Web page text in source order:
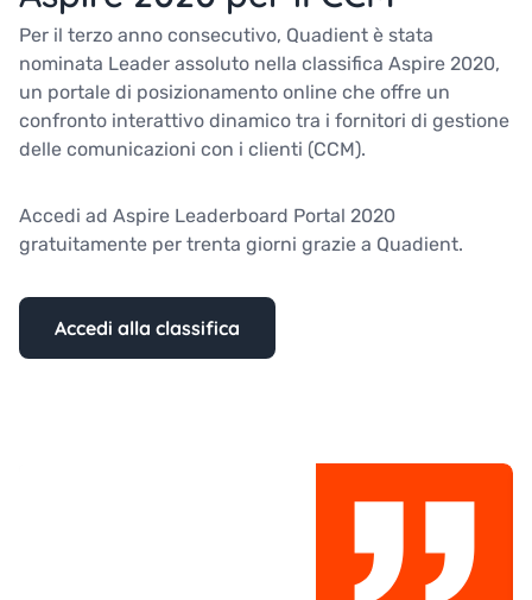
Per il terzo anno consecutivo, Quadient è stata
nominata Leader assoluto nella classifica Aspire 2020,
un portale di posizionamento online che offre un
confronto interattivo dinamico tra i fornitori di gestione
delle comunicazioni con i clienti (CCM).
Accedi ad Aspire Leaderboard Portal 2020
gratuitamente per trenta giorni grazie a Quadient.
Accedi alla classifica